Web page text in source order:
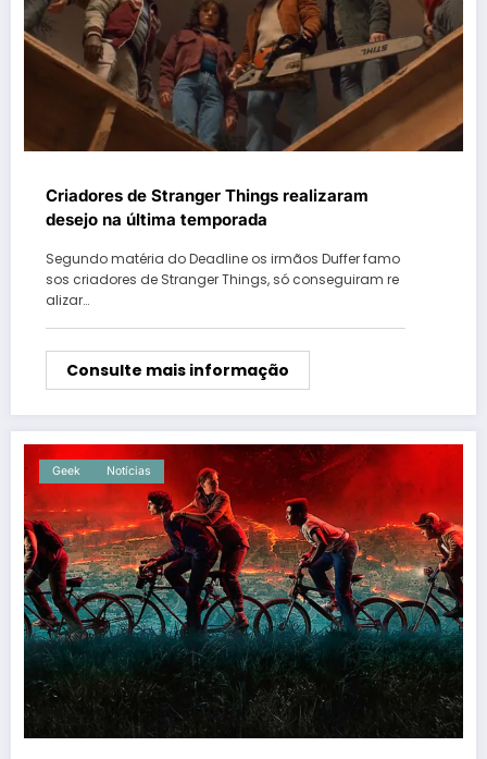
Criadores de Stranger Things realizaram
desejo na última temporada
Segundo matéria do Deadline os irmãos Duffer famo
sos criadores de Stranger Things, só conseguiram re
alizar…
Consulte mais informação
Geek Notícias